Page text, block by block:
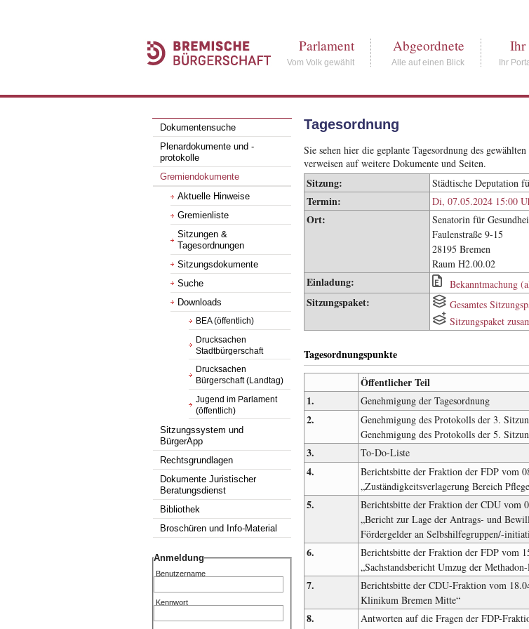
Parlament
Vom Volk gewählt
Abgeordnete
Alle auf einen Blick
Ihr
Ihr
Dokumentensuche
Plenardokumente und -
protokolle
Gremiendokumente
Aktuelle Hinweise
Gremienliste
Sitzungen &
Tagesordnungen
Sitzungsdokumente
Suche
Downloads
BEA (öffentlich)
Drucksachen
Stadtbürgerschaft
Drucksachen
Bürgerschaft (Landtag)
Jugend im Parlament
(öffentlich)
Sitzungssystem und
BürgerApp
Rechtsgrundlagen
Dokumente Juristischer
Beratungsdienst
Bibliothek
Broschüren und Info-Material
Anmeldung
Benutzername
Kennwort
Tagesordnung
Sie sehen hier die geplante Tagesordnung des
verweisen auf weitere Dokumente und Seiten.
Sitzung: Städtische Deputation
Termin: Di, 07.05.2024 15:00
Ort:
Senatorin für
Faulenstraße 9-15
28195 Bremen
Raum H2.00.02
Einladung: Bekanntmachung
Sitzungspaket:
Gesamtes
Sitzungspaket
Tagesordnungspunkte
Öffentlicher Teil
1.
Genehmigung der Tagesordnung
2.
Genehmigung des Protokolls der 3.
Genehmigung des Protokolls der 5.
3. To-Do-Liste
4.
Berichtsbitte der Fraktion der FDP vom
„Zuständigkeitsverlagerung Bereich
5.
Berichtsbitte der Fraktion der CDU vom
„Bericht zur Lage der Antrags- und
Fördergelder an Selbshilfegruppen/-
6.
Berichtsbitte der Fraktion der FDP vom
„Sachstandsbericht Umzug der
7.
Berichtsbitte der CDU-Fraktion vom
Klinikum Bremen Mitte“
8.
Antworten auf die Fragen der FDP-